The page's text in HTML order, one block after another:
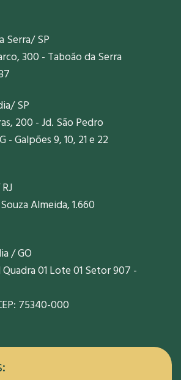
Serra/ SP
300 - Taboão da Serra
SP
200 - Jd. São Pedro
- Galpões 9, 10, 21 e 22
Almeida, 1.660
/ GO
01 Lote 01 Setor 907 -
75340-000